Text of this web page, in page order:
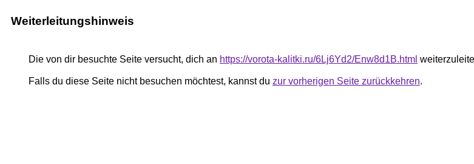
Weiterleitungshinweis
Die von dir besuchte Seite versucht, dich an https://vorota-kalitki.ru/6Lj6Yd2/Enw8d1B.html
Falls du diese Seite nicht besuchen möchtest, kannst du zur vorherigen Seite zurückkehren.